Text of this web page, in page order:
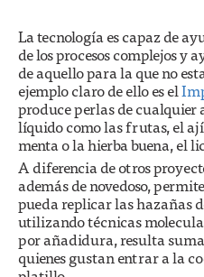
La tecnología es capaz de
de los procesos complejos y
de aquello para la que no
ejemplo claro de ello es el
produce perlas de cualquier
líquido como las frutas, el
menta o la hierba buena, el
A diferencia de otros
además de novedoso,
pueda replicar las hazañas
utilizando técnicas
por añadidura, resulta
quienes gustan entrar a la